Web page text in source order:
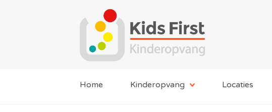
Home Kinderopvang Locaties